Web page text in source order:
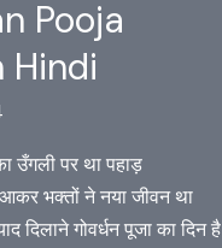
Pooja
Hindi
उँगली पर था पहाड़
भक्तों ने नया जीवन था
दिलाने गोवर्धन पूजा का दिन है